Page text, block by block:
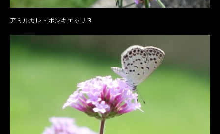
アミルカレ・ポンキエッリ 3